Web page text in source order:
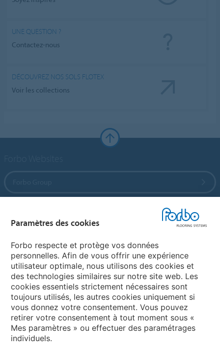
UNE QUESTION ?
Contactez-nous
DÉCOUVREZ NOS SOLS FLOTEX
Voir les collections
Sélectionnez un pays
Sélectionnez votre pays
Paramètres des cookies
Forbo respecte et protège vos données
personnelles. Afin de vous offrir une expérience
utilisateur optimale, nous utilisons des cookies et
des technologies similaires sur notre site web. Les
cookies essentiels strictement nécessaires sont
toujours utilisés, les autres cookies uniquement si
vous donnez votre consentement. Vous pouvez
retirer votre consentement à tout moment sous «
Mes paramètres » ou effectuer des paramétrages
individuels.